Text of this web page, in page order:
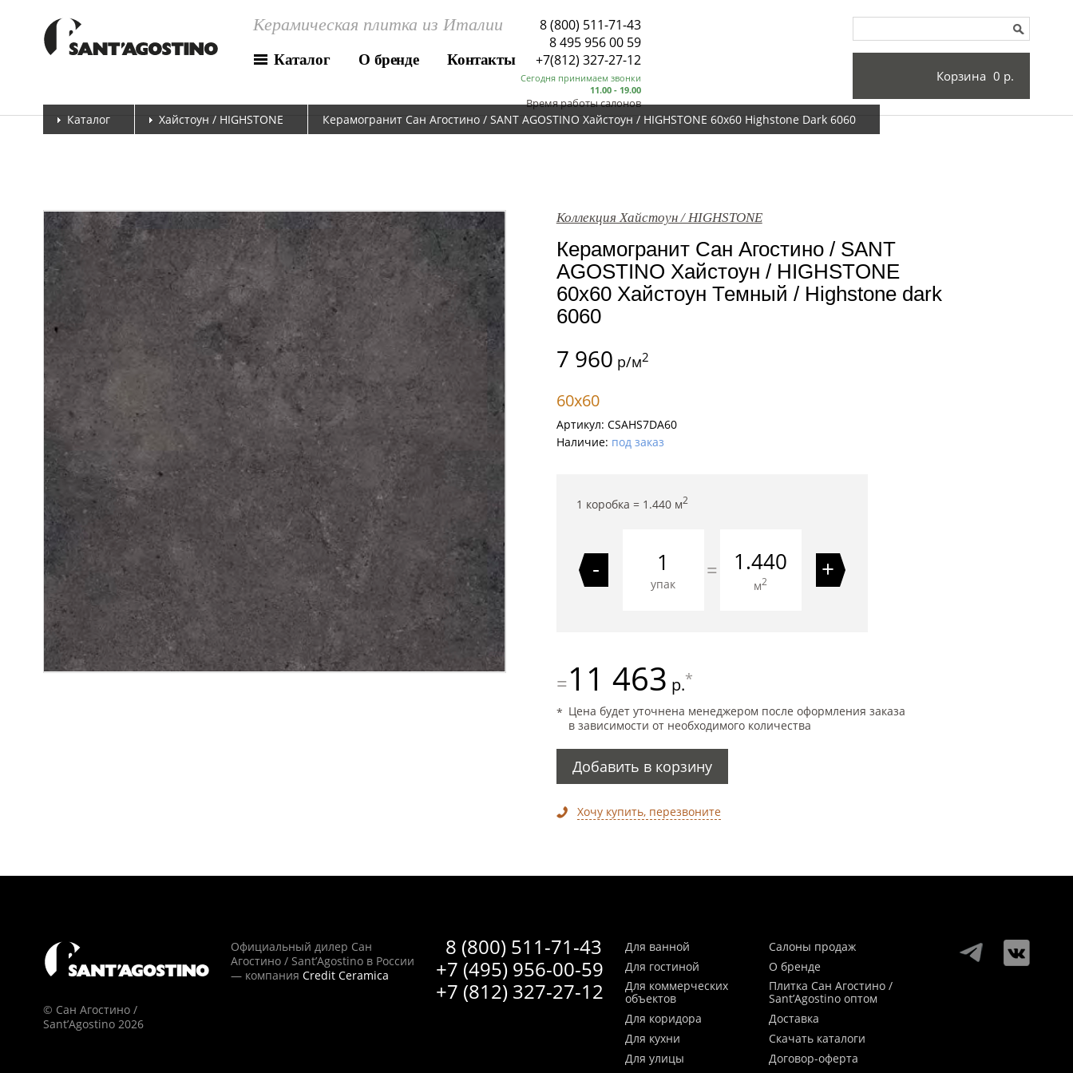
Керамическая плитка из Италии
Каталог О бренде Контакты
8 (800) 511-71-43
8 495 956 00 59
Сегодня принимаем звонки
11.00 - 19.00
Время работы салонов
+7(812) 327-27-12
Корзина 0 р.
Каталог Хайстоун / HIGHSTONE Керамогранит Сан Агостино / SANT AGOSTINO Хайстоун / HIGHSTONE 60x60 Highstone Dark 6060
Коллекция Хайстоун / HIGHSTONE
Керамогранит Сан Агостино / SANT
AGOSTINO Хайстоун / HIGHSTONE
60x60 Хайстоун Темный / Highstone dark
6060
7 960 р/м2
60x60
Артикул: CSAHS7DA60
Наличие: под заказ
1 коробка = 1.440м2
-
упак
= 1.440
м2 +
=11 463 р.*
Цена будет уточнена менеджером после оформления заказа
в зависимости от необходимого количества
Добавить в корзину
Хочу купить, перезвоните
© Сан Агостино /
Sant’Agostino 2026
8 (800) 511-71-43
+7 (495) 956-00-59
+7 (812) 327-27-12
Официальный дилер Сан
Агостино / Sant’Agostino в России
— компания Credit Ceramica
Для ванной
Для гостиной
Для коммерческих
объектов
Для коридора
Для кухни
Для улицы
Салоны продаж
О бренде
Плитка Сан Агостино /
Sant’Agostino оптом
Доставка
Скачать каталоги
Договор-оферта